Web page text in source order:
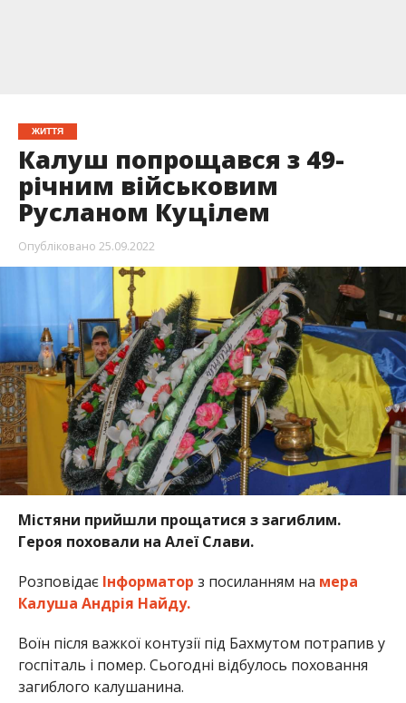
ЖИТТЯ
Калуш попрощався з 49-
річним військовим
Русланом Куцілем
Опубліковано 25.09.2022
Містяни прийшли прощатися з загиблим.
Героя поховали на Алеї Слави.
РозповідаєІнформатор з посиланням на мера
Калуша Андрія Найду.
Воїн після важкої контузії під Бахмутом потрапив у
госпіталь і помер. Сьогодні відбулось поховання
загиблого калушанина.